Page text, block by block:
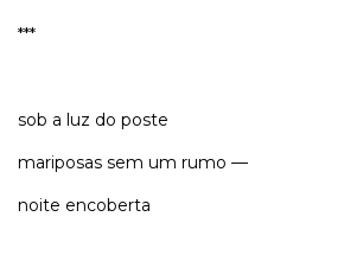
***
sob a luz do poste
mariposas sem um rumo —
noite encoberta